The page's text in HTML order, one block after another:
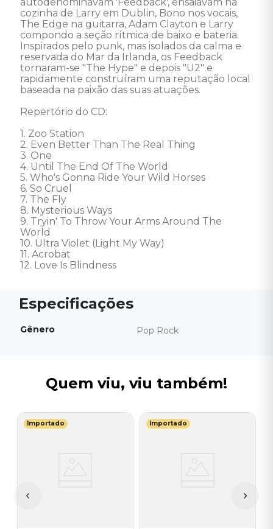
cozinha de Larry em Dublin, Bono nos vocais,
The Edge na guitarra, Adam Clayton e Larry
compondo a seção rítmica de baixo e bateria.
Inspirados pelo punk, mas isolados da calma e
reservada do Mar da Irlanda, os Feedback
tornaram-se "The Hype" e depois "U2" e
rapidamente construíram uma reputação local
baseada na paixão das suas atuações.
Repertório do CD:
1. Zoo Station
2. Even Better Than The Real Thing
3. One
4. Until The End Of The World
5. Who's Gonna Ride Your Wild Horses
6. So Cruel
7. The Fly
8. Mysterious Ways
9. Tryin' To Throw Your Arms Around The
World
10. Ultra Violet (Light My Way)
11. Acrobat
12. Love Is Blindness
Gênero Pop Rock
Quem viu, viu também!
Importado Importado